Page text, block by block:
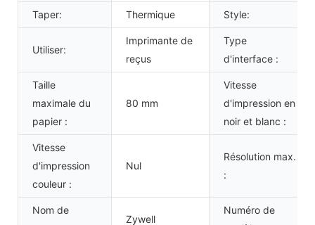
Taper: Thermique Style:
Utiliser:
Imprimante de
reçus
Type
d'interface :
Taille
maximale du
papier :
80 mm
Vitesse
d'impression en
noir et blanc :
Vitesse
d'impression
couleur :
Nul
Résolution max.
:
Nom de
Zywell
Numéro de